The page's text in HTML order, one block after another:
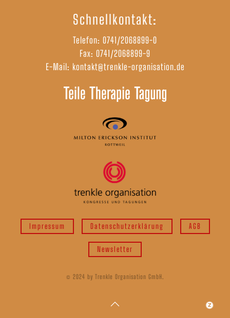
Schnellkontakt:
Telefon: 0741/2068899-0
Fax: 0741/2068899-9
E-Mail: kontakt@trenkle-organisation.de
Impressum Datenschutzerklärung AGB
Newsletter
© 2024 by Trenkle Organisation GmbH.